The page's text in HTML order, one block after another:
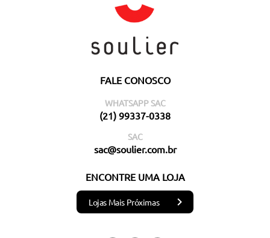
FALE CONOSCO
WHATSAPP SAC
(21) 99337-0338
SAC
sac@soulier.com.br
ENCONTRE UMA LOJA
Lojas Mais Próximas